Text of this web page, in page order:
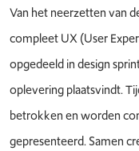
Van het neerzetten van
compleet UX (User
opgedeeld in design
oplevering plaatsvindt.
betrokken en worden
gepresenteerd. Samen